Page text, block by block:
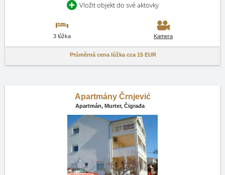
Vložit objekt do své aktovky
3 lůžka Kamera
Průměrná cena lůžka cca 15 EUR
Apartmány Črnjević
Apartmán, Murter, Čigrađa